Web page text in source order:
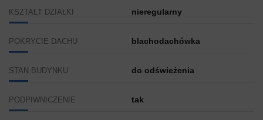
KSZTAŁT DZIAŁKI nieregularny
POKRYCIE DACHU blachodachówka
STAN BUDYNKU do odświeżenia
PODPIWNICZENIE tak